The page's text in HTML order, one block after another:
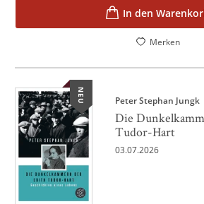
In den
Merken
NEU Peter Stephan Jungk
Die
Tudor-Hart
03.07.2026